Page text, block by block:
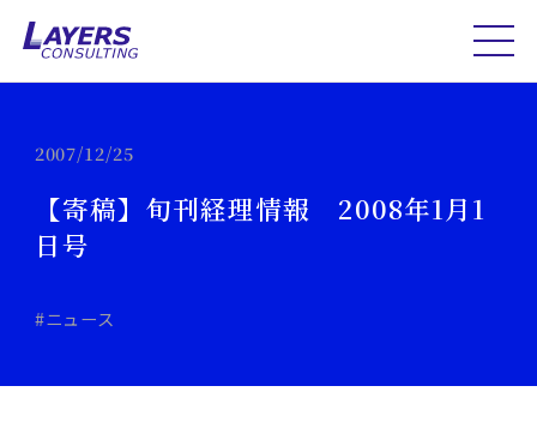
2007/12/25
【寄稿】旬刊経理情報 2008年1月1
日号
#ニュース